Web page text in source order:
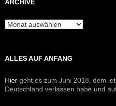
ARCHIVE
Archive
ALLES AUF ANFANG
Hier geht es zum Juni 2018, dem
Deutschland verlassen habe und